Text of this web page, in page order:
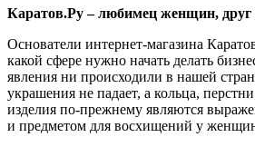
Каратов.Ру – любимец женщин,
Основатели интернет-магазина
какой сфере нужно начать делать
явления ни происходили в нашей
украшения не падает, а кольца,
изделия по-прежнему являются
и предметом для восхищений у